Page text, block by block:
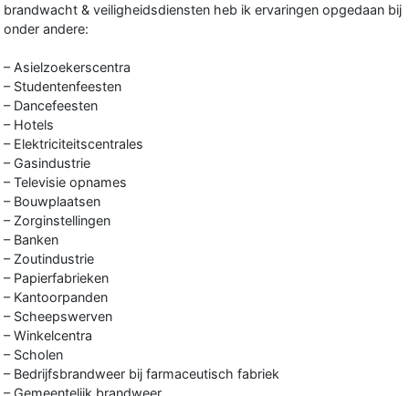
brandwacht & veiligheidsdiensten heb ik ervaringen opgedaan bij
onder andere:
– Asielzoekerscentra
– Studentenfeesten
– Dancefeesten
– Hotels
– Elektriciteitscentrales
– Gasindustrie
– Televisie opnames
– Bouwplaatsen
– Zorginstellingen
– Banken
– Zoutindustrie
– Papierfabrieken
– Kantoorpanden
– Scheepswerven
– Winkelcentra
– Scholen
– Bedrijfsbrandweer bij farmaceutisch fabriek
– Gemeentelijk brandweer